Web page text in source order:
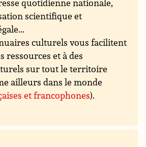
quotidienne nationale,
scientifique et
culturels vous facilitent
ressources et à des
sur tout le territoire
ailleurs dans le monde
et francophones).